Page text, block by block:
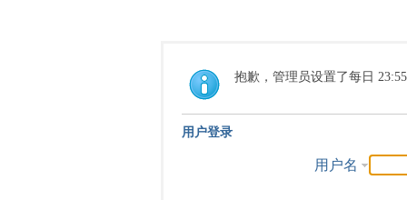
抱歉，管理员设置了每日
用户登录
用户名